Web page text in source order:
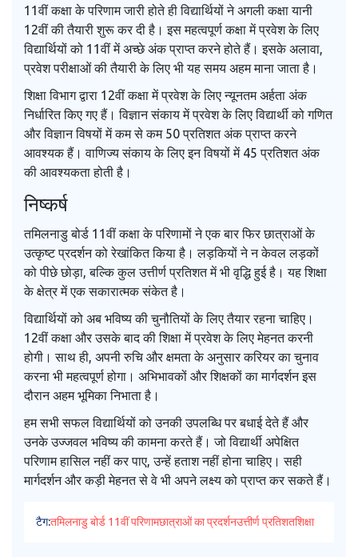
11वीं कक्षा के परिणाम जारी होते ही विद्यार्थियों ने अगली कक्षा यानी
12वीं की तैयारी शुरू कर दी है। इस महत्वपूर्ण कक्षा में प्रवेश के लिए
विद्यार्थियों को 11वीं में अच्छे अंक प्राप्त करने होते हैं। इसके अलावा,
प्रवेश परीक्षाओं की तैयारी के लिए भी यह समय अहम माना जाता है।
शिक्षा विभाग द्वारा 12वीं कक्षा में प्रवेश के लिए न्यूनतम अर्हता अंक
निर्धारित किए गए हैं। विज्ञान संकाय में प्रवेश के लिए विद्यार्थी को गणित
और विज्ञान विषयों में कम से कम 50 प्रतिशत अंक प्राप्त करने
आवश्यक हैं। वाणिज्य संकाय के लिए इन विषयों में 45 प्रतिशत अंक
की आवश्यकता होती है।
निष्कर्ष
तमिलनाडु बोर्ड 11वीं कक्षा के परिणामों ने एक बार फिर छात्राओं के
उत्कृष्ट प्रदर्शन को रेखांकित किया है। लड़कियों ने न केवल लड़कों
को पीछे छोड़ा, बल्कि कुल उत्तीर्ण प्रतिशत में भी वृद्धि हुई है। यह शिक्षा
के क्षेत्र में एक सकारात्मक संकेत है।
विद्यार्थियों को अब भविष्य की चुनौतियों के लिए तैयार रहना चाहिए।
12वीं कक्षा और उसके बाद की शिक्षा में प्रवेश के लिए मेहनत करनी
होगी। साथ ही, अपनी रुचि और क्षमता के अनुसार करियर का चुनाव
करना भी महत्वपूर्ण होगा। अभिभावकों और शिक्षकों का मार्गदर्शन इस
दौरान अहम भूमिका निभाता है।
हम सभी सफल विद्यार्थियों को उनकी उपलब्धि पर बधाई देते हैं और
उनके उज्जवल भविष्य की कामना करते हैं। जो विद्यार्थी अपेक्षित
परिणाम हासिल नहीं कर पाए, उन्हें हताश नहीं होना चाहिए। सही
मार्गदर्शन और कड़ी मेहनत से वे भी अपने लक्ष्य को प्राप्त कर सकते हैं।
टैग:तमिलनाडु बोर्ड 11वीं परिणामछात्राओं का प्रदर्शनउत्तीर्ण प्रतिशतशिक्षा